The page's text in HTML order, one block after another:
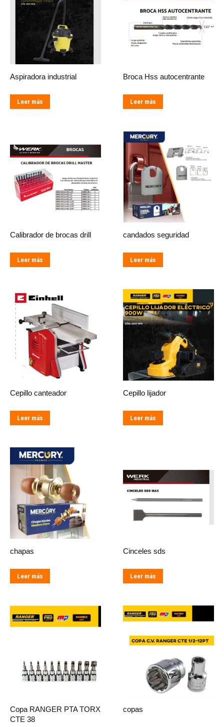
Aspiradora industrial
Leer más
Broca Hss autocentrante
Leer más
Calibrador de brocas drill
Leer más
candados seguridad
Leer más
Cepillo canteador
Leer más
Cepillo lijador
Leer más
chapas
Leer más
Cinceles sds
Leer más
Copa RANGER PTA TORX
CTE 38
copas